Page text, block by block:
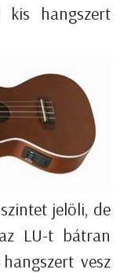
kis hangszert
jelöli, de
LU-t bátran
vesz